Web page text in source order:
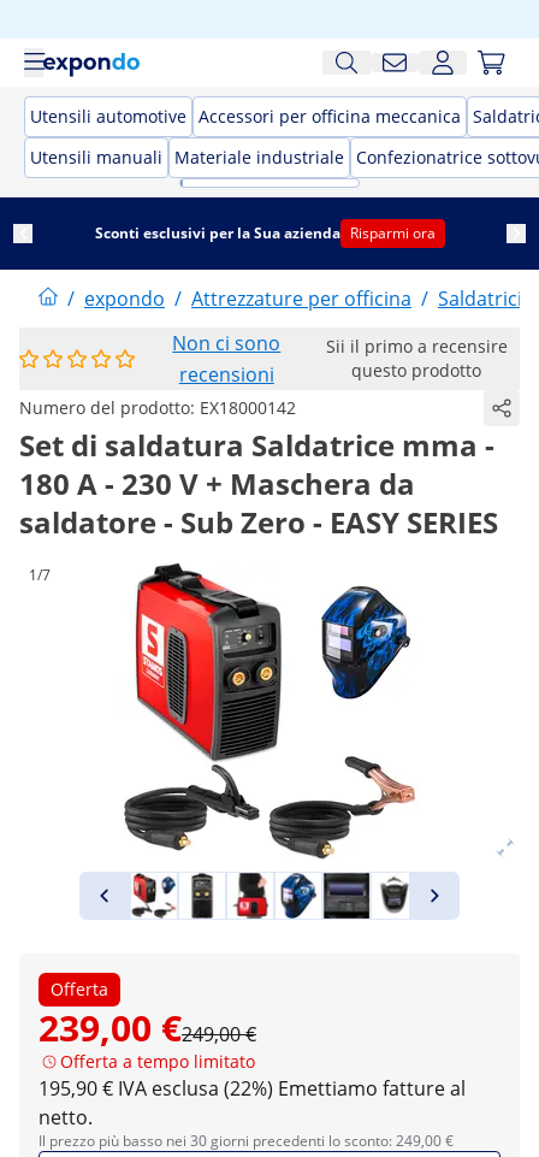
Utensili automotive Accessori per officina meccanica
Utensili manuali
Materiale industriale Confezionatrice
Sconti esclusivi per la Sua azienda Risparmi ora
/ expondo / Attrezzature per officina / Saldatrici
Non ci sono
recensioni
Sii il primo a recensire
questo prodotto
Numero del prodotto: EX18000142
Set di saldatura Saldatrice mma -
180 A - 230 V + Maschera da
saldatore - Sub Zero - EASY SERIES
1/7
Offerta
239,00 €249,00 €
Offerta a tempo limitato
195,90 € IVA esclusa (22%) Emettiamo fatture al
netto.
Il prezzo più basso nei 30 giorni precedenti lo sconto: 249,00 €